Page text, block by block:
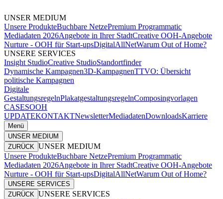
UNSER MEDIUM
Unsere ProdukteBuchbare NetzePremium Programmatic
Mediadaten 2026Angebote in Ihrer StadtCreative OOH-Angebote
Nurture - OOH für Start-upsDigitalAllNetWarum Out of Home?
UNSERE SERVICES
Insight StudioCreative StudioStandortfinder
Dynamische Kampagnen3D-KampagnenTTVO: Übersicht
politische Kampagnen
Digitale
GestaltungsregelnPlakatgestaltungsregelnComposingvorlagen
CASESOOH
UPDATEKONTAKTNewsletterMediadatenDownloadsKarriere
Menü
UNSER MEDIUM
ZURÜCK UNSER MEDIUM
Unsere ProdukteBuchbare NetzePremium Programmatic
Mediadaten 2026Angebote in Ihrer StadtCreative OOH-Angebote
Nurture - OOH für Start-upsDigitalAllNetWarum Out of Home?
UNSERE SERVICES
ZURÜCK UNSERE SERVICES